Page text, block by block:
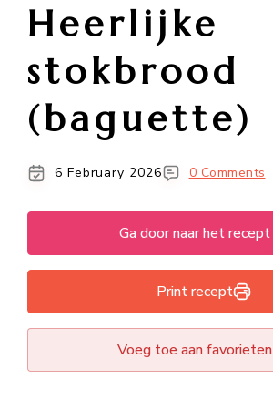
Heerlijke
stokbrood
(baguette)
6 February 2026 0 Comments
Ga door naar het recept
Print recept
Voeg toe aan favorieten